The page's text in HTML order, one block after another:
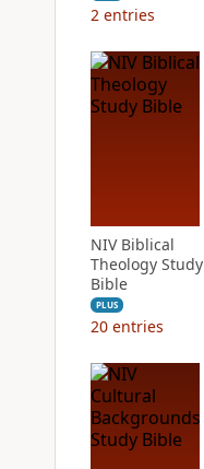
2 entries
NIV Biblical
Theology Study
Bible
PLUS
20 entries